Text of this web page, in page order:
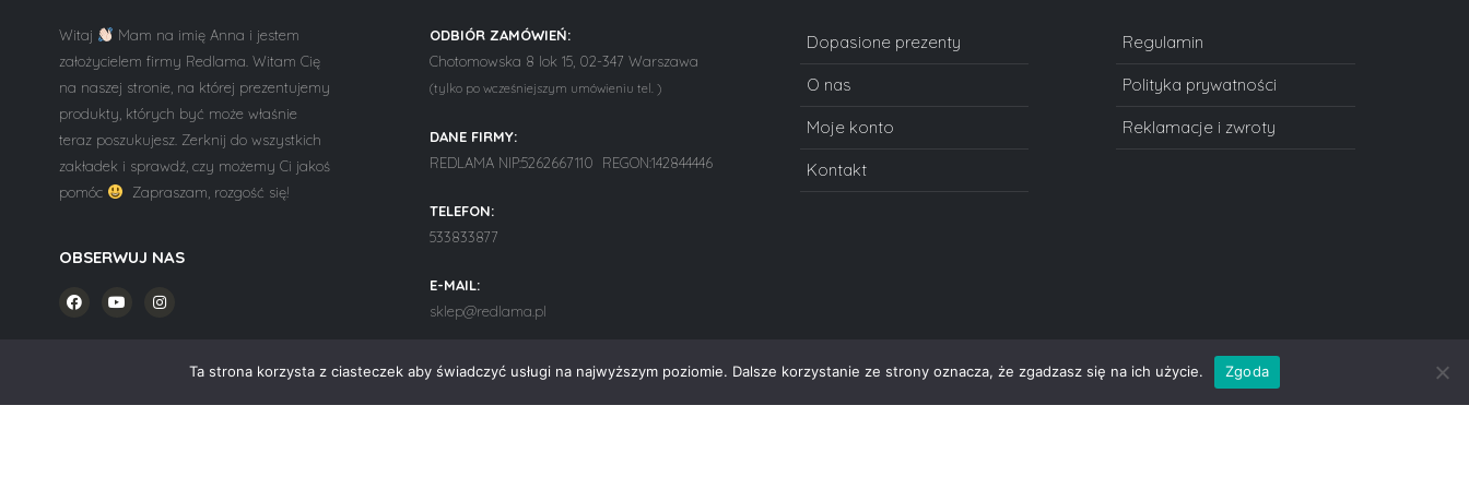
Witaj
Mam na imię Anna i jestem
założycielem firmy Redlama. Witam Cię
na naszej stronie, na której prezentujemy
produkty, których być może właśnie
teraz poszukujesz. Zerknij do wszystkich
zakładek i sprawdź, czy możemy Ci jakoś
pomóc
Zapraszam, rozgość się!
OBSERWUJ NAS
ODBIÓR ZAMÓWIEŃ:
Chotomowska 8 lok 15, 02-347 Warszawa
(tylko po wcześniejszym umówieniu tel. )
DANE FIRMY:
REDLAMA NIP:5262667110 REGON:142844446
TELEFON:
533833877
E-MAIL:
sklep@redlama.pl
Dopasione prezenty
O nas
Moje konto
Kontakt
Regulamin
Polityka prywatności
Reklamacje i zwroty
Ta strona korzysta z ciasteczek aby świadczyć usługi na najwyższym poziomie. Dalsze korzystanie ze strony oznacza, że zgadzasz się na ich użycie. Zgoda